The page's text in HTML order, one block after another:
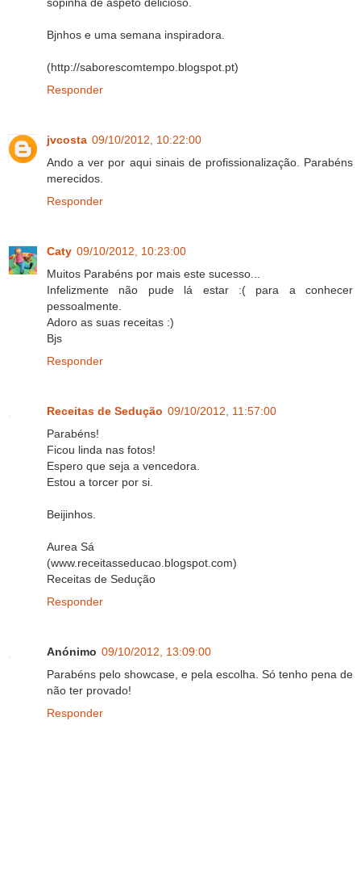
Bjnhos e uma semana inspiradora.
(http://saborescomtempo.blogspot.pt)
Responder
jvcosta 09/10/2012, 10:22:00
Ando a ver por aqui sinais de profissionalização. Parabéns
merecidos.
Responder
Caty 09/10/2012, 10:23:00
Muitos Parabéns por mais este sucesso...
Infelizmente não pude lá estar :( para a conhecer
pessoalmente.
Adoro as suas receitas :)
Bjs
Responder
Receitas de Sedução 09/10/2012, 11:57:00
Parabéns!
Ficou linda nas fotos!
Espero que seja a vencedora.
Estou a torcer por si.
Beijinhos.
Aurea Sá
(www.receitasseducao.blogspot.com)
Receitas de Sedução
Responder
Anónimo 09/10/2012, 13:09:00
Parabéns pelo showcase, e pela escolha. Só tenho pena de
não ter provado!
Responder